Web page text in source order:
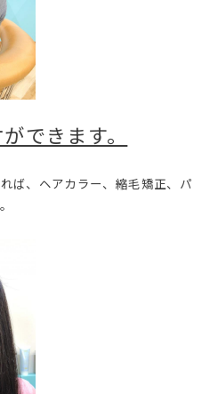
できます。
ば、ヘアカラー、縮毛矯正、パ